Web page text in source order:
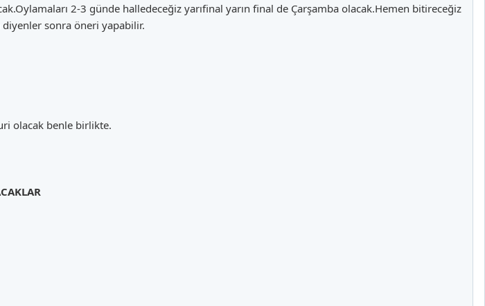
2-3 günde halledeceğiz yarıfinal yarın final de Çarşamba olacak.Hemen bitireceğiz
diyenler sonra öneri yapabilir.
olacak benle birlikte.